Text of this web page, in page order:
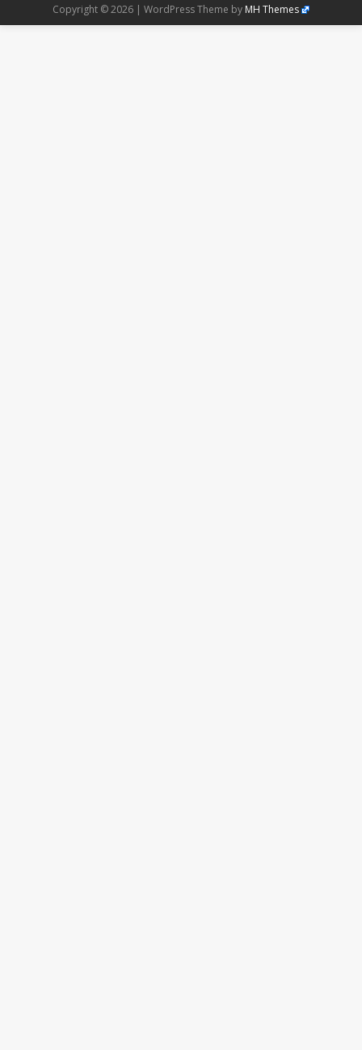
Copyright © 2026 | WordPress Theme by MH Themes